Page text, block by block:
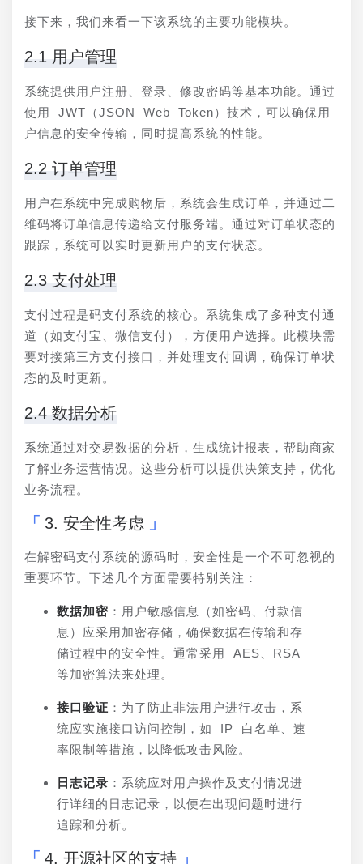
接下来，我们来看一下该系统的主要功能模块。
2.1 用户管理
系统提供用户注册、登录、修改密码等基本功能。通过
使用 JWT（JSON Web Token）技术，可以确保用
户信息的安全传输，同时提高系统的性能。
2.2 订单管理
用户在系统中完成购物后，系统会生成订单，并通过二
维码将订单信息传递给支付服务端。通过对订单状态的
跟踪，系统可以实时更新用户的支付状态。
2.3 支付处理
支付过程是码支付系统的核心。系统集成了多种支付通
道（如支付宝、微信支付），方便用户选择。此模块需
要对接第三方支付接口，并处理支付回调，确保订单状
态的及时更新。
2.4 数据分析
系统通过对交易数据的分析，生成统计报表，帮助商家
了解业务运营情况。这些分析可以提供决策支持，优化
业务流程。
3. 安全性考虑
在解密码支付系统的源码时，安全性是一个不可忽视的
重要环节。下述几个方面需要特别关注：
数据加密 ：用户敏感信息（如密码、付款信
息）应采用加密存储，确保数据在传输和存
储过程中的安全性。通常采用 AES、RSA
等加密算法来处理。
接口验证 ：为了防止非法用户进行攻击，系
统应实施接口访问控制，如 IP 白名单、速
率限制等措施，以降低攻击风险。
日志记录 ：系统应对用户操作及支付情况进
行详细的日志记录，以便在出现问题时进行
追踪和分析。
4. 开源社区的支持